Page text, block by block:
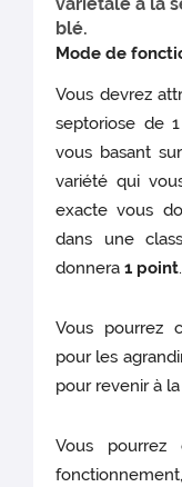
blé.
Mode de
Vous devrez
septoriose de
vous basant
variété qui
exacte vous
dans une
donnera1 point.
Vous pourrez
pour les
pour revenir à
Vous